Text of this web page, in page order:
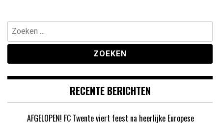
Zoeken
naar:
RECENTE BERICHTEN
AFGELOPEN! FC Twente viert feest na heerlijke Europese